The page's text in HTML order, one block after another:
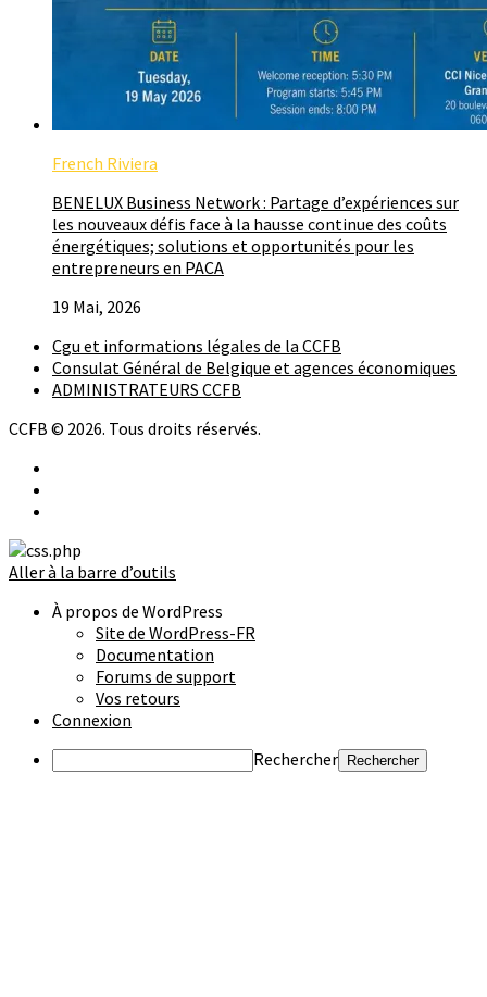
French Riviera
BENELUX Business Network : Partage d’expériences sur
les nouveaux défis face à la hausse continue des coûts
énergétiques; solutions et opportunités pour les
entrepreneurs en PACA
19 Mai, 2026
Cgu et informations légales de la CCFB
Consulat Général de Belgique et agences économiques
ADMINISTRATEURS CCFB
CCFB © 2026. Tous droits réservés.
Aller à la barre d’outils
À propos de WordPress
Site de WordPress-FR
Documentation
Forums de support
Vos retours
Connexion
Rechercher